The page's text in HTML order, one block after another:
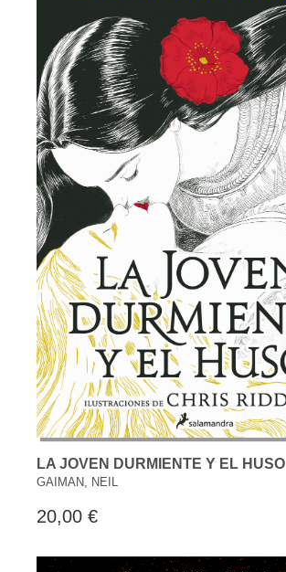
LA JOVEN DURMIENTE Y EL HUSO
GAIMAN, NEIL
20,00 €